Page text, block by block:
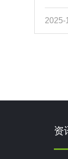
用前
温度
未过
2025-
资